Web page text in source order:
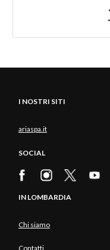
I NOSTRI SITI
ariaspa.it
SOCIAL
IN LOMBARDIA
Chi siamo
Contatti